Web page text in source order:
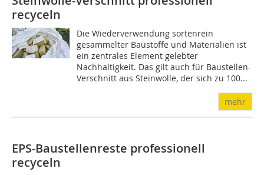
recyceln
Die Wiederverwendung sortenrein
gesammelter Baustoffe und Materialien ist
ein zentrales Element gelebter
Nachhaltigkeit. Das gilt auch für Baustellen-
Verschnitt aus Steinwolle, der sich zu 100...
mehr
EPS-Baustellenreste professionell
recyceln